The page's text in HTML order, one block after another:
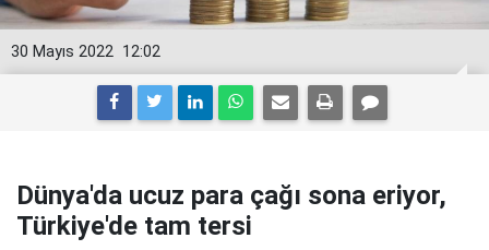
12:02
30 Mayıs 2022
Dünya'da ucuz para çağı sona eriyor,
Türkiye'de tam tersi